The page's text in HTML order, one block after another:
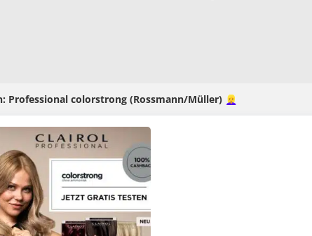
Professional colorstrong (Rossmann/Müller) 👱‍♀️